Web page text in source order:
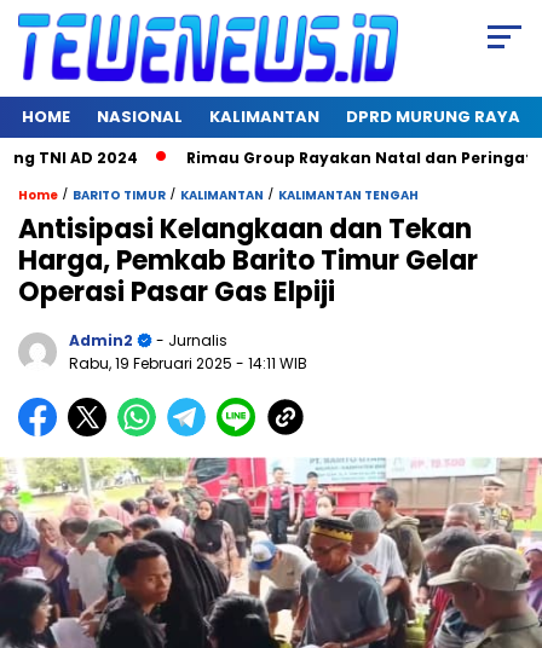
HOME NASIONAL KALIMANTAN DPRD MURUNG RAYA
AD 2024 Rimau Group Rayakan Natal dan Peringati Hari
Home / BARITO TIMUR / KALIMANTAN / KALIMANTAN TENGAH
Antisipasi Kelangkaan dan Tekan
Harga, Pemkab Barito Timur Gelar
Operasi Pasar Gas Elpiji
Admin2
- Jurnalis
Rabu, 19 Februari 2025 - 14:11 WIB